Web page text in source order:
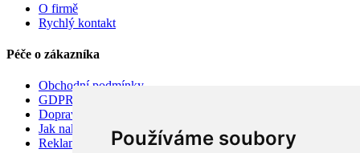
Používáme soubory
O firmě
Rychlý kontakt
Péče o zákazníka
Obchodní podmínky
GDPR
Doprava
Jak nakupovat
Reklamace